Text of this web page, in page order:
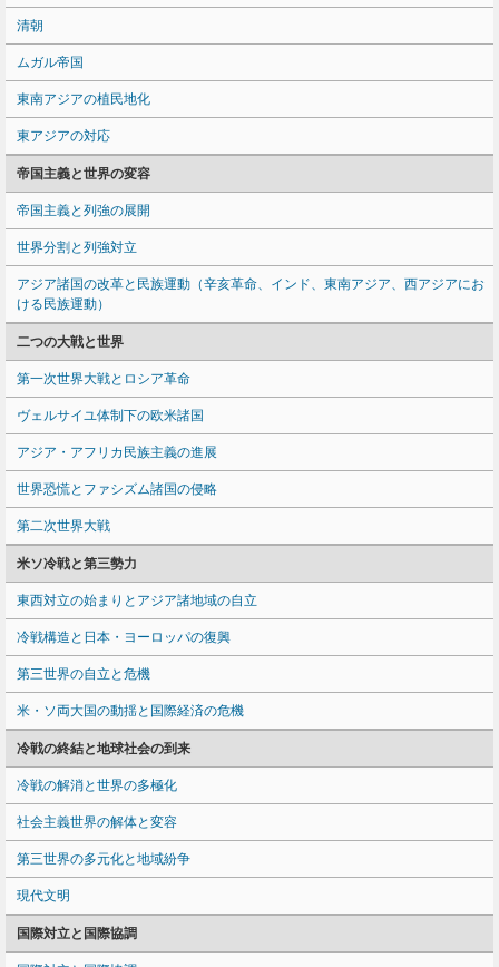
清朝
ムガル帝国
東南アジアの植民地化
東アジアの対応
帝国主義と世界の変容
帝国主義と列強の展開
世界分割と列強対立
アジア諸国の改革と民族運動（辛亥革命、インド、東南アジア、西アジアにお
ける民族運動）
二つの大戦と世界
第一次世界大戦とロシア革命
ヴェルサイユ体制下の欧米諸国
アジア・アフリカ民族主義の進展
世界恐慌とファシズム諸国の侵略
第二次世界大戦
米ソ冷戦と第三勢力
東西対立の始まりとアジア諸地域の自立
冷戦構造と日本・ヨーロッパの復興
第三世界の自立と危機
米・ソ両大国の動揺と国際経済の危機
冷戦の終結と地球社会の到来
冷戦の解消と世界の多極化
社会主義世界の解体と変容
第三世界の多元化と地域紛争
現代文明
国際対立と国際協調